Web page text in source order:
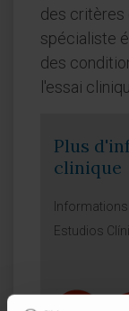
des critères
spécialiste
des
l'essai
Plus
clinique
Estudios